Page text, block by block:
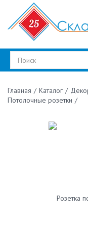
Главная / Каталог /
Потолочные розетки /